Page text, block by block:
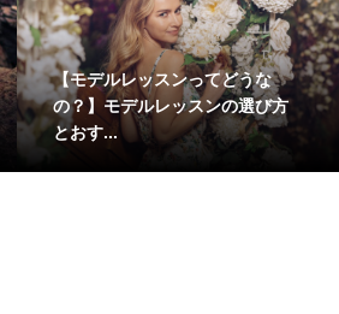
【モデルレッスンってどうな
の？】モデルレッスンの選び方
とおす...